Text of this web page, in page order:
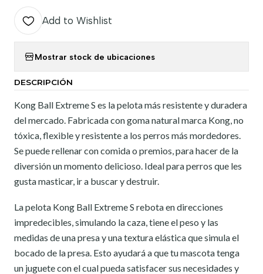
Add to Wishlist
Mostrar stock de ubicaciones
DESCRIPCIÓN
Kong Ball Extreme S es la pelota más resistente y duradera
del mercado. Fabricada con goma natural marca Kong, no
tóxica, flexible y resistente a los perros más mordedores.
Se puede rellenar con comida o premios, para hacer de la
diversión un momento delicioso. Ideal para perros que les
gusta masticar, ir a buscar y destruir.
La pelota Kong Ball Extreme S rebota en direcciones
impredecibles, simulando la caza, tiene el peso y las
medidas de una presa y una textura elástica que simula el
bocado de la presa. Esto ayudará a que tu mascota tenga
un juguete con el cual pueda satisfacer sus necesidades y